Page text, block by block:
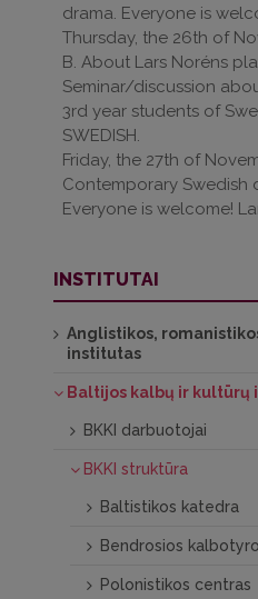
drama. Everyone is
Thursday, the 26th of
B. About Lars Noréns
Seminar/discussion
3rd year students of
SWEDISH.
Friday, the 27th of
Contemporary Swedish
Everyone is welcome!
INSTITUTAI
Anglistikos,
institutas
Baltijos kalbų ir kultūrų
BKKI darbuotojai
BKKI struktūra
Baltistikos katedra
Bendrosios
Polonistikos centras